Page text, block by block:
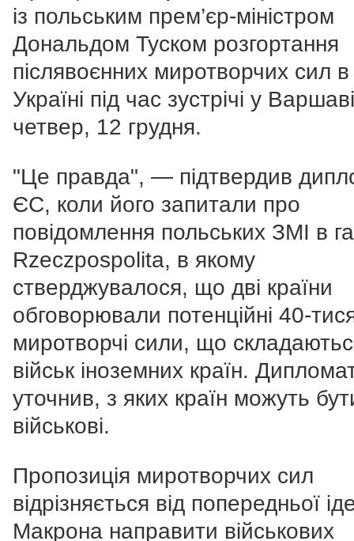
із польським прем’єр-міністром
Дональдом Туском розгортання
післявоєнних миротворчих сил в
Україні під час зустрічі у
четвер, 12 грудня.
"Це правда", — підтвердив
ЄС, коли його запитали про
повідомлення польських ЗМІ в
Rzeczpospolita, в якому
стверджувалося, що дві країни
обговорювали потенційні 40-
миротворчі сили, що
військ іноземних країн.
уточнив, з яких країн можуть
військові.
Пропозиція миротворчих сил
відрізняється від попередньої
Макрона направити військових